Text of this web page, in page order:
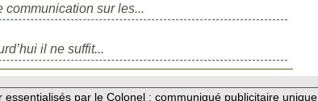
communication sur les...
il ne suffit...
par le Colonel : communiqué publicitaire unique